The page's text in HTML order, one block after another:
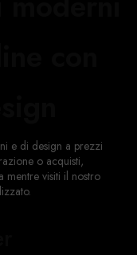
e di design a prezzi
o acquisti,
mentre visiti il ​​nostro